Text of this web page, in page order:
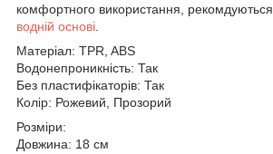
комфортного використання, рекомдуються
водній основі
Матеріал: TPR, ABS
Водонепроникність: Так
Без пластифікаторів: Так
Колір: Рожевий, Прозорий
Розміри:
Довжина: 18 см